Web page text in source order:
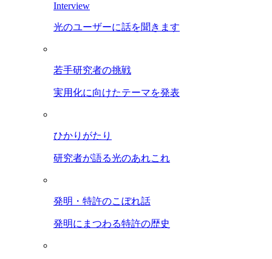
Interview
光のユーザーに話を聞きます
若手研究者の挑戦
実用化に向けたテーマを発表
ひかりがたり
研究者が語る光のあれこれ
発明・特許のこぼれ話
発明にまつわる特許の歴史